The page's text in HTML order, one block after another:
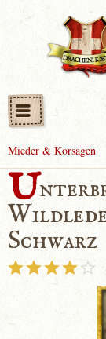
Mieder & Korsagen
U
Schwarz